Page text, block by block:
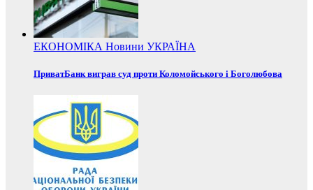
ЕКОНОМІКА Новини УКРАЇНА
ПриватБанк виграв суд проти Коломойського і Боголюбова